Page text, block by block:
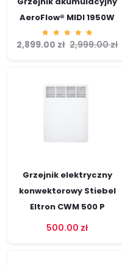
AeroFlow® MIDI 1950W
Ocenion
o2,999.00zł
2,899.00 zł
Grzejnik elektryczny
konwektorowy Stiebel
Eltron CWM 500 P
500.00 zł